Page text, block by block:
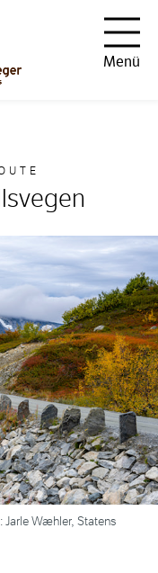
Menü
Jarle Wæhler, Statens